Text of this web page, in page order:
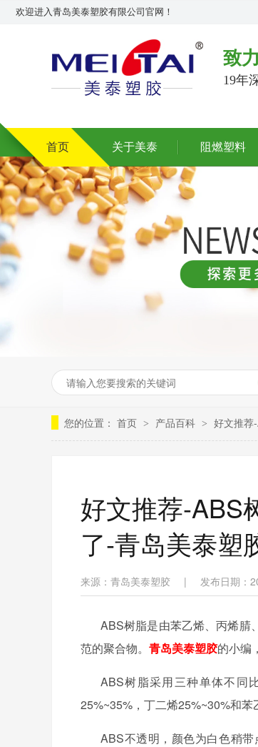
欢迎进入青岛美泰塑胶有限公司官网！
致
19年
首页 关于美泰 阻燃塑料
您的位置： 首页 > 产品百科 > 好文推荐
好文推荐-ABS
了-青岛美泰塑
来源：青岛美泰塑胶 | 发布日期：
ABS树脂是由苯乙烯、丙烯腈
范的聚合物。 青岛美泰塑胶的小编
ABS树脂采用三种单体不同
25%~35%， 丁二烯25%~30%和苯
ABS不透明，颜色为白色稍